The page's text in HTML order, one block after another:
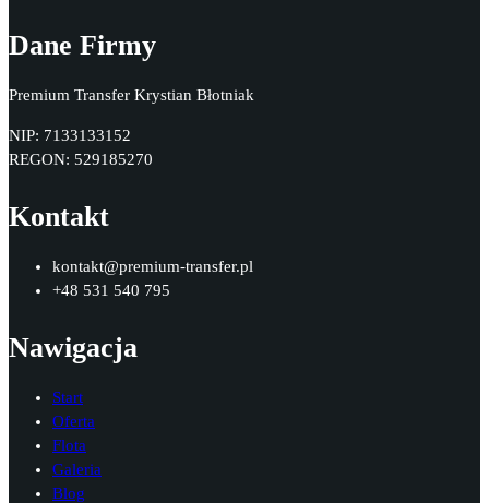
Dane Firmy
Premium Transfer Krystian Błotniak
NIP: 7133133152
REGON: 529185270
Kontakt
kontakt@premium-transfer.pl
+48 531 540 795
Nawigacja
Start
Oferta
Flota
Galeria
Blog